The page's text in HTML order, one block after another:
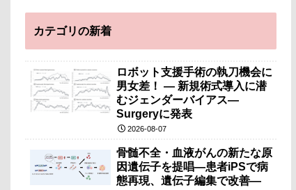
カテゴリの新着
ロボット支援手術の執刀機会に
男女差！ — 新規術式導入に潜
むジェンダーバイアス—
Surgeryに発表
2026-08-07
骨髄不全・血液がんの新たな原
因遺伝子を提唱―患者iPSで病
態再現、遺伝子編集で改善―